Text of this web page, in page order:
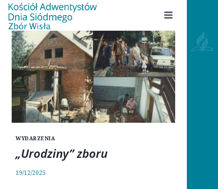
Przejdź
treści
WYDARZENIA
„Urodziny” zboru
19/12/2025